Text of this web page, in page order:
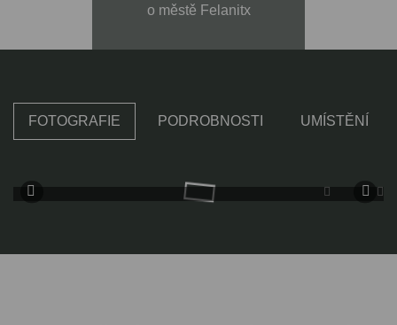
o městě Felanitx
FOTOGRAFIE PODROBNOSTI UMÍSTĚNÍ